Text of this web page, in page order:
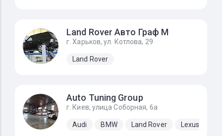
Land Rover Авто Граф М
г. Харьков, ул. Котлова, 29
Land Rover
Auto Tuning Group
г. Киев, улица Соборная, 6а
Audi BMW Land Rover Lexus